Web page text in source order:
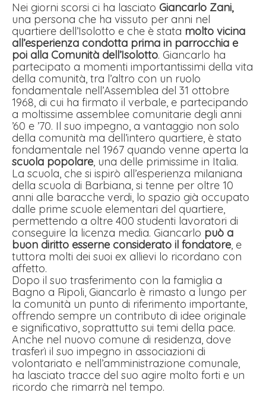
Nei giorni scorsi ci ha lasciato Giancarlo Zani,
una persona che ha vissuto per anni nel
quartiere dell’Isolotto e che è stata molto vicina
all’esperienza condotta prima in parrocchia e
poi alla Comunità dell’Isolotto. Giancarlo ha
partecipato a momenti importantissimi della vita
della comunità, tra l’altro con un ruolo
fondamentale nell’Assemblea del 31 ottobre
1968, di cui ha firmato il verbale, e partecipando
a moltissime assemblee comunitarie degli anni
’60 e ’70. Il suo impegno, a vantaggio non solo
della comunità ma dell’intero quartiere, è stato
fondamentale nel 1967 quando venne aperta la
scuola popolare, una delle primissime in Italia.
La scuola, che si ispirò all’esperienza milaniana
della scuola di Barbiana, si tenne per oltre 10
anni alle baracche verdi, lo spazio già occupato
dalle prime scuole elementari del quartiere,
permettendo a oltre 400 studenti lavoratori di
conseguire la licenza media. Giancarlo può a
buon diritto esserne considerato il fondatore, e
tuttora molti dei suoi ex allievi lo ricordano con
affetto.
Dopo il suo trasferimento con la famiglia a
Bagno a Ripoli, Giancarlo è rimasto a lungo per
la comunità un punto di riferimento importante,
offrendo sempre un contributo di idee originale
e significativo, soprattutto sui temi della pace.
Anche nel nuovo comune di residenza, dove
trasferì il suo impegno in associazioni di
volontariato e nell’amministrazione comunale,
ha lasciato tracce del suo agire molto forti e un
ricordo che rimarrà nel tempo.